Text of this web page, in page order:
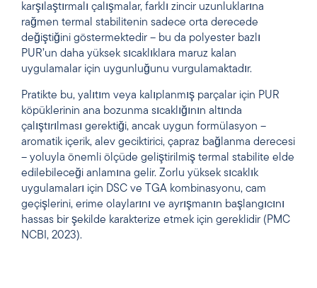
karşılaştırmalı çalışmalar, farklı zincir uzunluklarına
rağmen termal stabilitenin sadece orta derecede
değiştiğini göstermektedir – bu da polyester bazlı
PUR’un daha yüksek sıcaklıklara maruz kalan
uygulamalar için uygunluğunu vurgulamaktadır.
Pratikte bu, yalıtım veya kalıplanmış parçalar için PUR
köpüklerinin ana bozunma sıcaklığının altında
çalıştırılması gerektiği, ancak uygun formülasyon –
aromatik içerik, alev geciktirici, çapraz bağlanma derecesi
– yoluyla önemli ölçüde geliştirilmiş termal stabilite elde
edilebileceği anlamına gelir. Zorlu yüksek sıcaklık
uygulamaları için DSC ve TGA kombinasyonu, cam
geçişlerini, erime olaylarını ve ayrışmanın başlangıcını
hassas bir şekilde karakterize etmek için gereklidir (PMC
NCBI, 2023).